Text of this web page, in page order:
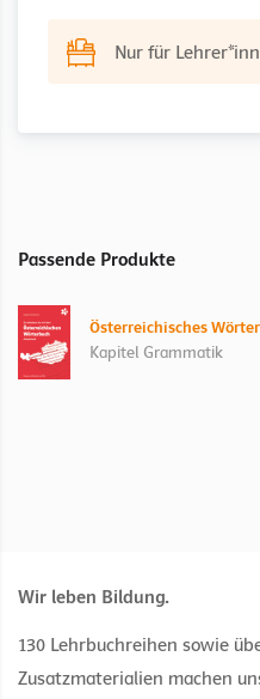
Nur für
Passende Produkte
Österreichisches
Kapitel Grammatik
Wir leben Bildung.
130 Lehrbuchreihen sowie
Zusatzmaterialien machen